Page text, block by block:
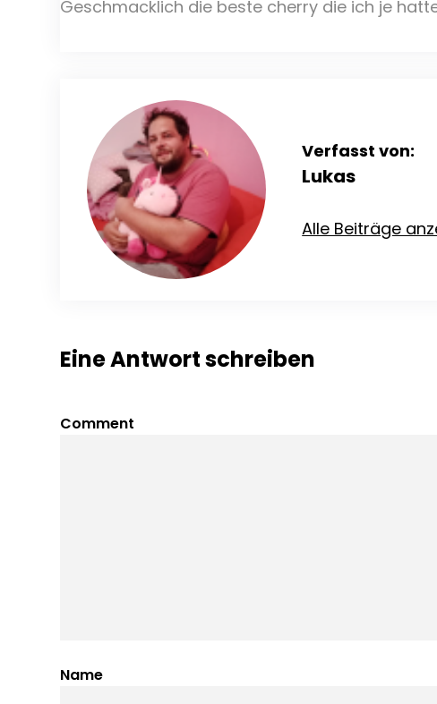
Geschmacklich die beste cherry die ich je
Verfasst von:
Lukas
Alle Beiträge
Eine Antwort schreiben
Comment
Name